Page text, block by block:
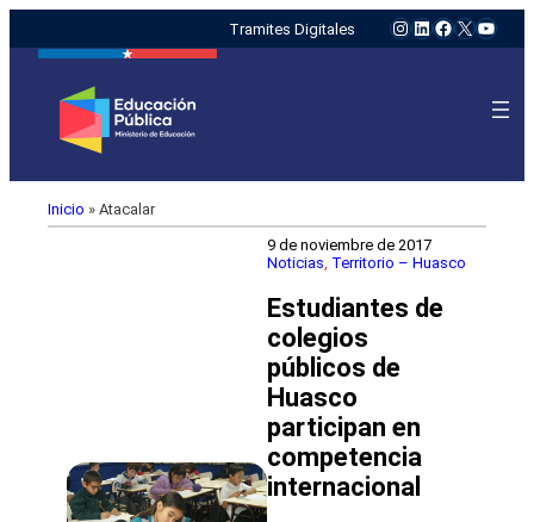
Tramites Digitales Instagram
LinkedIn
Facebook
X
Inicio » Atacalar
9 de noviembre de 2017
Noticias Territorio – Huasco
Estudiantes de
colegios
públicos de
Huasco
participan en
competencia
internacional